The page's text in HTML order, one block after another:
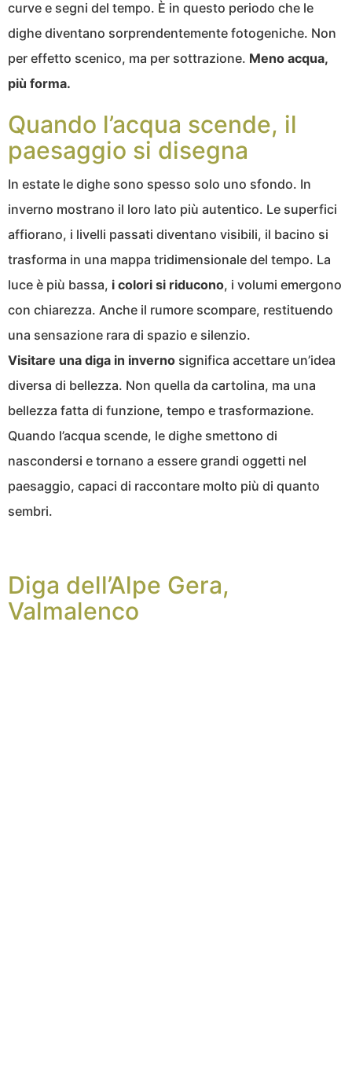
curve e segni del tempo. È in questo periodo che le
dighe diventano sorprendentemente fotogeniche. Non
per effetto scenico, ma per sottrazione. Meno acqua,
più forma.
Quando l’acqua scende, il
paesaggio si disegna
In estate le dighe sono spesso solo uno sfondo. In
inverno mostrano il loro lato più autentico. Le superfici
affiorano, i livelli passati diventano visibili, il bacino si
trasforma in una mappa tridimensionale del tempo. La
luce è più bassa, i colori si riducono, i volumi emergono
con chiarezza. Anche il rumore scompare, restituendo
una sensazione rara di spazio e silenzio.
Visitare una diga in inverno significa accettare un’idea
diversa di bellezza. Non quella da cartolina, ma una
bellezza fatta di funzione, tempo e trasformazione.
Quando l’acqua scende, le dighe smettono di
nascondersi e tornano a essere grandi oggetti nel
paesaggio, capaci di raccontare molto più di quanto
sembri.
Diga dell’Alpe Gera,
Valmalenco